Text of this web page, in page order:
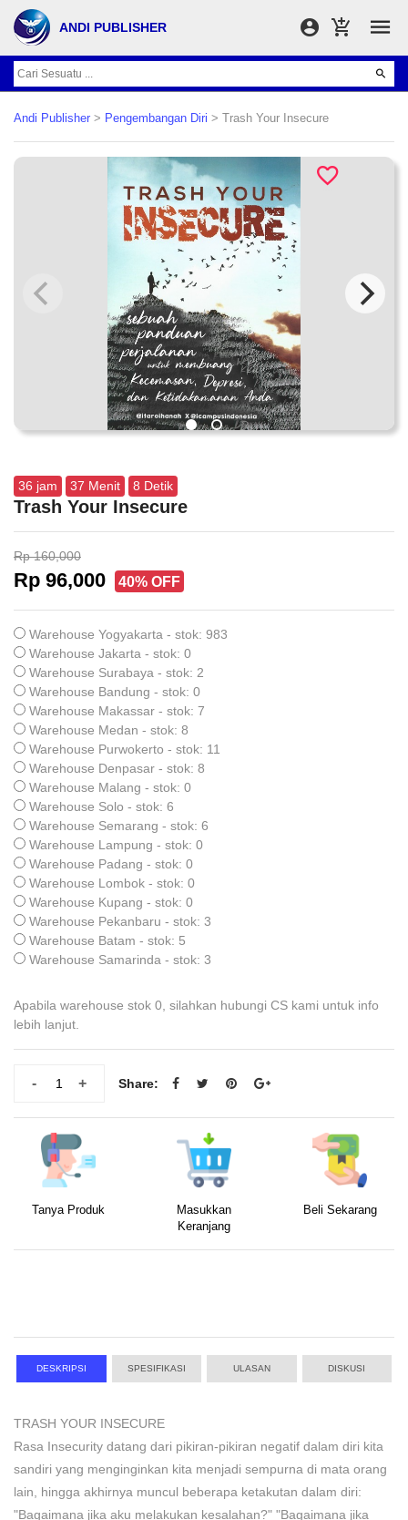
ANDI PUBLISHER
Andi Publisher > Pengembangan Diri > Trash Your Insecure
36 jam 37 Menit 8 Detik
Trash Your Insecure
Rp 160,000
Rp 96,000 40% OFF
Warehouse Yogyakarta - stok: 983
Warehouse Jakarta - stok: 0
Warehouse Surabaya - stok: 2
Warehouse Bandung - stok: 0
Warehouse Makassar - stok: 7
Warehouse Medan - stok: 8
Warehouse Purwokerto - stok: 11
Warehouse Denpasar - stok: 8
Warehouse Malang - stok: 0
Warehouse Solo - stok: 6
Warehouse Semarang - stok: 6
Warehouse Lampung - stok: 0
Warehouse Padang - stok: 0
Warehouse Lombok - stok: 0
Warehouse Kupang - stok: 0
Warehouse Pekanbaru - stok: 3
Warehouse Batam - stok: 5
Warehouse Samarinda - stok: 3
Apabila warehouse stok 0, silahkan hubungi CS kami untuk info
lebih lanjut.
+
- Share:
Tanya Produk
Masukkan
Keranjang
Beli Sekarang
DESKRIPSI SPESIFIKASI ULASAN DISKUSI
TRASH YOUR INSECURE
Rasa Insecurity datang dari pikiran-pikiran negatif dalam diri kita
sandiri yang menginginkan kita menjadi sempurna di mata orang
lain, hingga akhirnya muncul beberapa ketakutan dalam diri:
"Bagaimana jika aku melakukan kesalahan?" "Bagaimana jika